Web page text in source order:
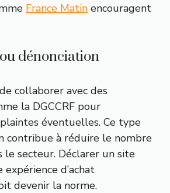
France Matin encouragent
dénonciation
collaborer avec des
la DGCCRF pour
éventuelles. Ce type
contribue à réduire le nombre
le secteur. Déclarer un site
d’achat
devenir la norme.